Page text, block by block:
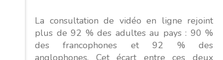
La consultation de vidéo en ligne rejoint
plus de 92 % des adultes au pays : 90 %
des francophones et 92 % des
anglophones. Cet écart entre ces deux